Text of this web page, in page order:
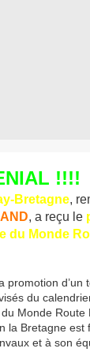
!!!!
Bretagne,
, a reçu le
du Monde
promotion d’un
du
Monde Route
la Bretagne est
et à son